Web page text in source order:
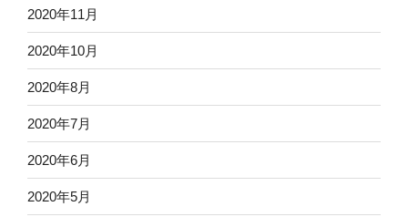
2020年11月
2020年10月
2020年8月
2020年7月
2020年6月
2020年5月